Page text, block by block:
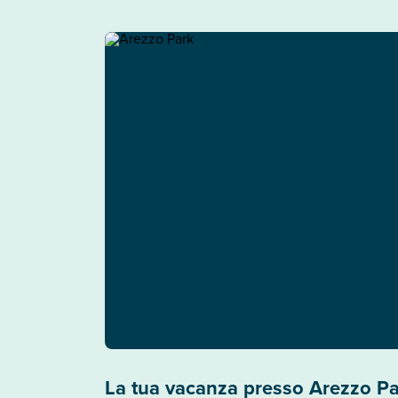
La tua vacanza presso Arezzo